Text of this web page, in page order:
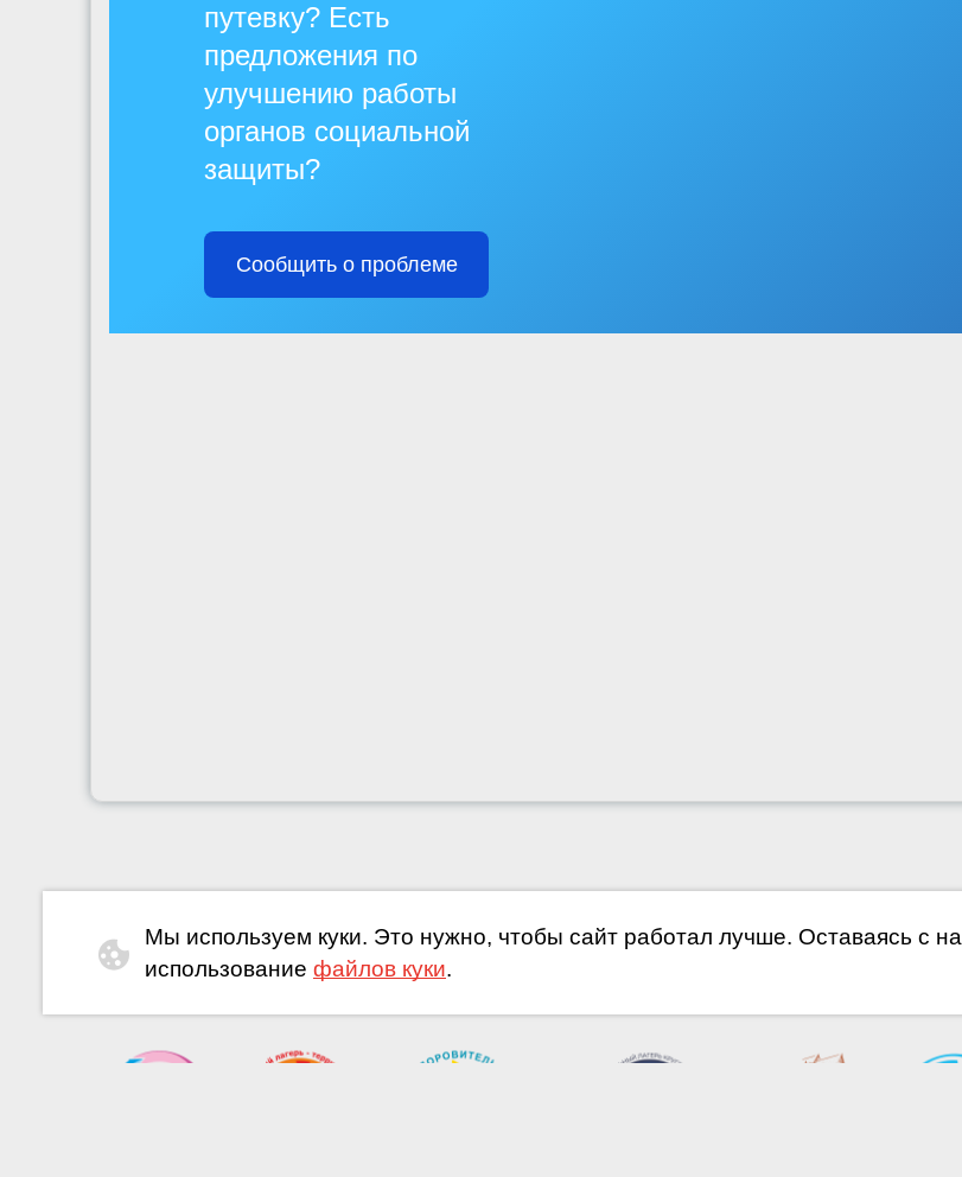
путевку? Есть
предложения по
улучшению работы
органов социальной
защиты?
Сообщить о проблеме
Мы используем куки. Это нужно, чтобы сайт работал лучше. Оставаясь с
использование файлов куки.